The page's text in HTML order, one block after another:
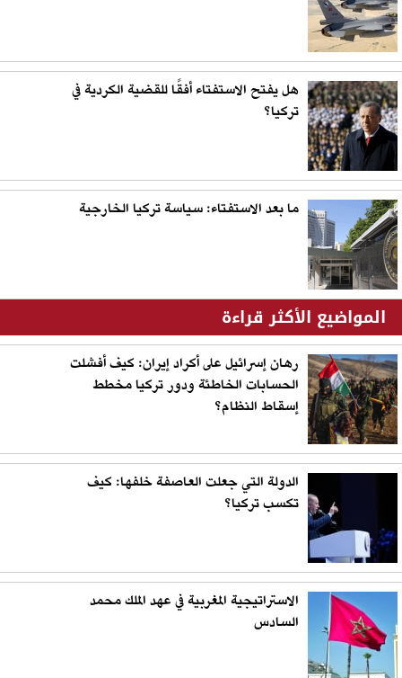
هل يفتح الاستفتاء أفقًا للقضية الكردية في
تركيا؟
ما بعد الاستفتاء: سياسة تركيا الخارجية
المواضيع الأكثر قراءة
رهان إسرائيل على أكراد إيران: كيف أفشلت
الحسابات الخاطئة ودور تركيا مخطط
إسقاط النظام؟
الدولة التي جعلت العاصفة خلفها: كيف
تكسب تركيا؟
الاستراتيجية المغربية في عهد الملك محمد
السادس